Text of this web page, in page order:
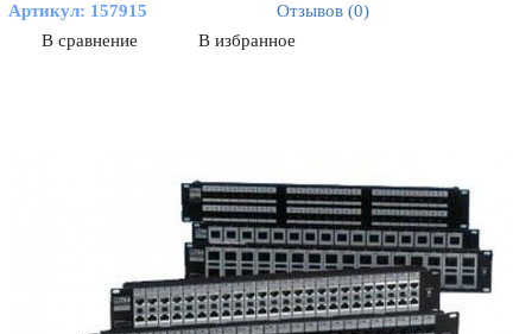
Артикул: 157915
Отзывов (0)
В сравнение
В избранное